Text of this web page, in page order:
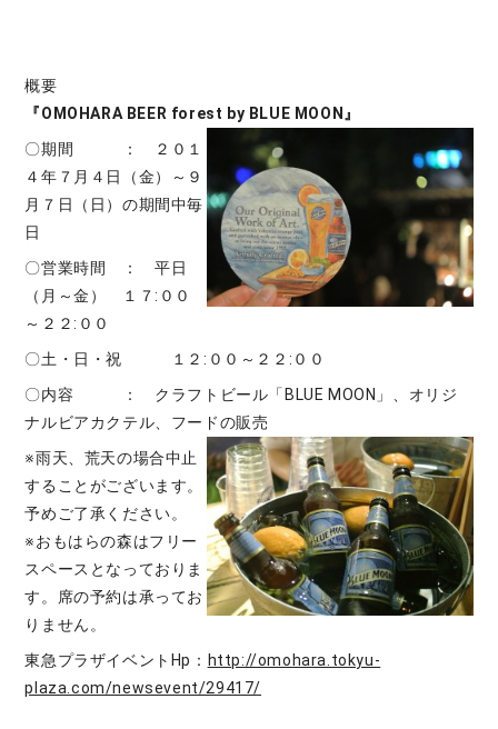
概要
『OMOHARA BEER forest by BLUE MOON』
〇期間 ： ２０１
４年７月４日（金）～９
月７日（日）の期間中毎
日
〇営業時間 ： 平日
（月～金） １７:００
～２２:００
〇土・日・祝 １２:００～２２:００
〇内容 ： クラフトビール「BLUE MOON」、オリジ
ナルビアカクテル、フードの販売
※雨天、荒天の場合中止
することがございます。
予めご了承ください。
※おもはらの森はフリー
スペースとなっておりま
す。席の予約は承ってお
りません。
東急プラザイベントHp： http://omohara.tokyu-
plaza.com/newsevent/29417/